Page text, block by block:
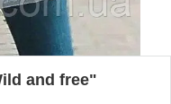
and free"